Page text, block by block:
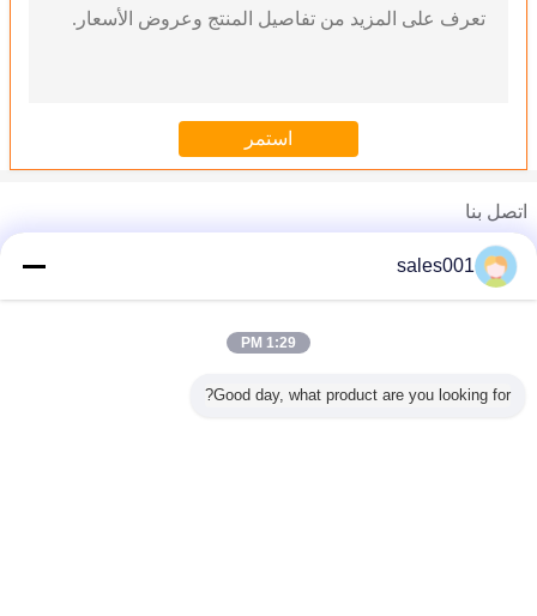
اتصل بنا
Mr. Anic Zhong
مسيك 160W صناعيّ led explosionproof ضوء dc 36V لورشة
sales001
1:29 PM
Good day, what product are you looking for?